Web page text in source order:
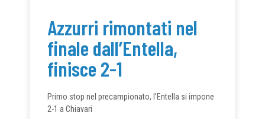
Azzurri rimontati nel
finale dall’Entella,
finisce 2-1
Primo stop nel precampionato, l’Entella si impone
2-1 a Chiavari